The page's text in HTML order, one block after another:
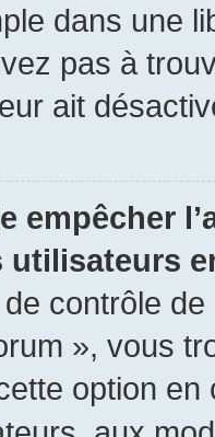
dans une
pas à
ait
empêcher
utilisateurs
contrôle
», vous
option